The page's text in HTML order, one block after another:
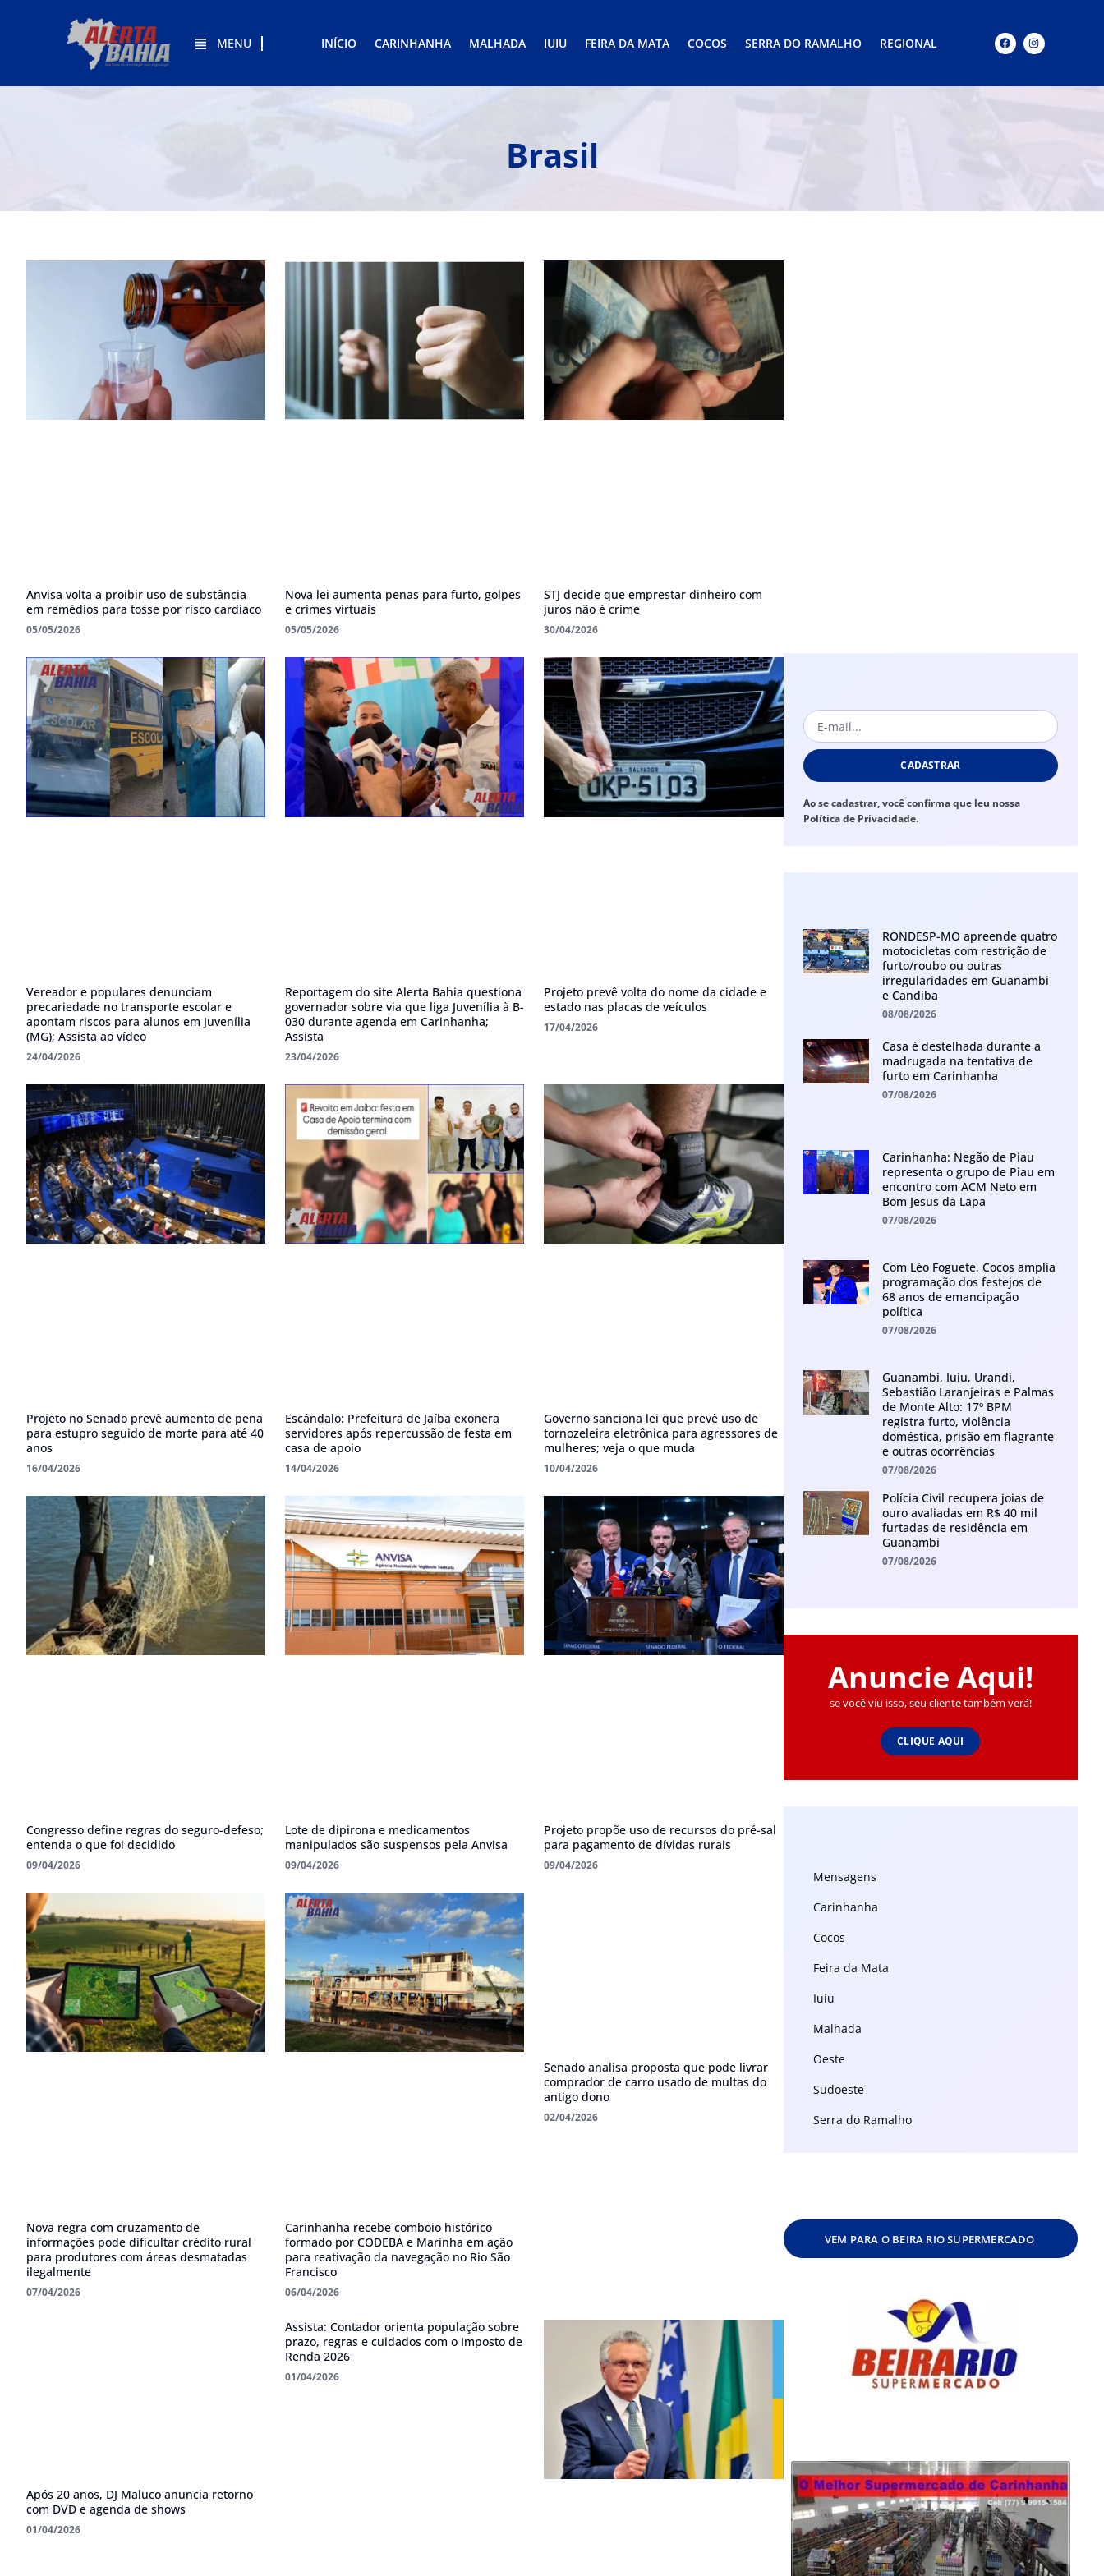
MENU INÍCIO CARINHANHA MALHADA IUIU FEIRA DA MATA COCOS SERRA DO RAMALHO REGIONAL
Brasil
Anvisa volta a proibir uso de substância
em remédios para tosse por risco cardíaco
05/05/2026
Nova lei aumenta penas para furto, golpes
e crimes virtuais
05/05/2026
STJ decide que emprestar dinheiro com
juros não é crime
30/04/2026
Vereador e populares denunciam
precariedade no transporte escolar e
apontam riscos para alunos em Juvenília
(MG); Assista ao vídeo
24/04/2026
Reportagem do site Alerta Bahia questiona
governador sobre via que liga Juvenília à B-
030 durante agenda em Carinhanha;
Assista
23/04/2026
Projeto prevê volta do nome da cidade e
estado nas placas de veículos
17/04/2026
Projeto no Senado prevê aumento de pena
para estupro seguido de morte para até 40
anos
16/04/2026
Escândalo: Prefeitura de Jaíba exonera
servidores após repercussão de festa em
casa de apoio
14/04/2026
Governo sanciona lei que prevê uso de
tornozeleira eletrônica para agressores de
mulheres; veja o que muda
10/04/2026
Congresso define regras do seguro-defeso;
entenda o que foi decidido
09/04/2026
Lote de dipirona e medicamentos
manipulados são suspensos pela Anvisa
09/04/2026
Projeto propõe uso de recursos do pré-sal
para pagamento de dívidas rurais
09/04/2026
Nova regra com cruzamento de
informações pode dificultar crédito rural
para produtores com áreas desmatadas
ilegalmente
07/04/2026
Carinhanha recebe comboio histórico
formado por CODEBA e Marinha em ação
para reativação da navegação no Rio São
Francisco
06/04/2026
Senado analisa proposta que pode livrar
comprador de carro usado de multas do
antigo dono
02/04/2026
Após 20 anos, DJ Maluco anuncia retorno
com DVD e agenda de shows
01/04/2026
Assista: Contador orienta população sobre
prazo, regras e cuidados com o Imposto de
Renda 2026
01/04/2026
CADASTRAR
Ao se cadastrar, você confirma que leu nossa
Política de Privacidade.
RONDESP-MO apreende quatro
motocicletas com restrição de
furto/roubo ou outras
irregularidades em Guanambi
e Candiba
08/08/2026
Casa é destelhada durante a
madrugada na tentativa de
furto em Carinhanha
07/08/2026
Carinhanha: Negão de Piau
representa o grupo de Piau em
encontro com ACM Neto em
Bom Jesus da Lapa
07/08/2026
Com Léo Foguete, Cocos amplia
programação dos festejos de
68 anos de emancipação
política
07/08/2026
Guanambi, Iuiu, Urandi,
Sebastião Laranjeiras e Palmas
de Monte Alto: 17º BPM
registra furto, violência
doméstica, prisão em flagrante
e outras ocorrências
07/08/2026
Polícia Civil recupera joias de
ouro avaliadas em R$ 40 mil
furtadas de residência em
Guanambi
07/08/2026
Anuncie Aqui!
se você viu isso, seu cliente também verá!
CLIQUE AQUI
Mensagens
Carinhanha
Cocos
Feira da Mata
Iuiu
Malhada
Oeste
Sudoeste
Serra do Ramalho
VEM PARA O BEIRA RIO SUPERMERCADO